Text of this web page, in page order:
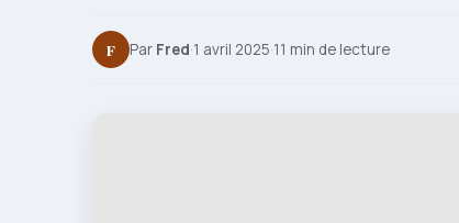
F Par Fred·1 avril 2025·11 min de lecture